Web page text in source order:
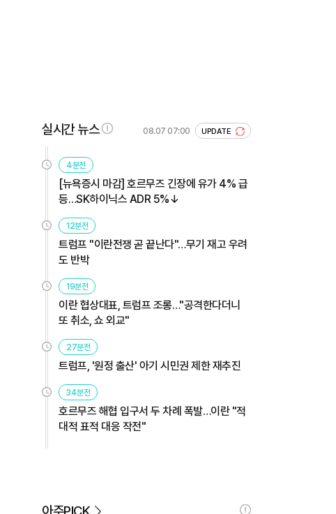
실시간 뉴스 08.07 07:00 UPDATE
4분전
[뉴욕증시 마감] 호르무즈 긴장에 유가 4% 급
등…SK하이닉스 ADR 5%↓
12분전
트럼프 "이란전쟁 곧 끝난다"…무기 재고 우려
도 반박
19분전
이란 협상대표, 트럼프 조롱…"공격한다더니
또 취소, 쇼 외교"
27분전
트럼프, '원정 출산' 아기 시민권 제한 재추진
34분전
호르무즈 해협 입구서 두 차례 폭발…이란 "적
대적 표적 대응 작전"